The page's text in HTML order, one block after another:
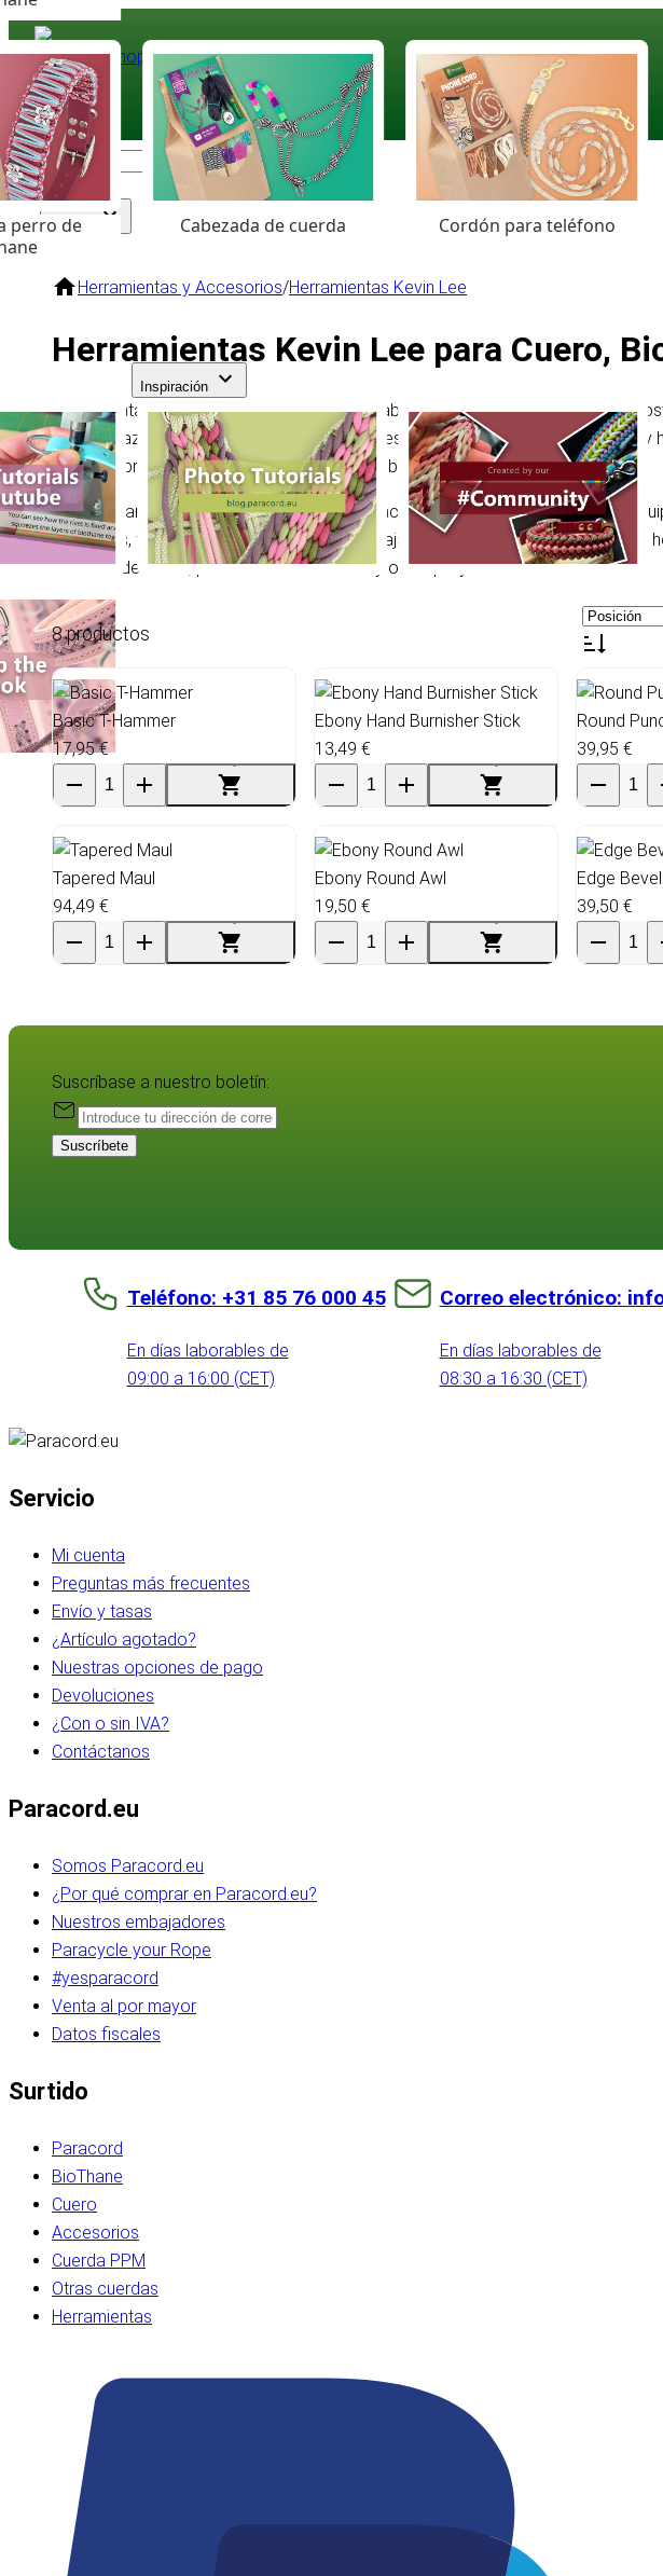
Paracord
Coloured Cord Paradise
Surtido
perro de
Cabezada de cuerda Cordón para teléfono
Inspiración
Wholesale ¡venta!
Herramientas y Accesorios/Herramientas Kevin Lee
Herramientas Kevin Lee para Cuero,
Herramientas de precisión Kevin Lee para trabajos de marcado, perforación,
incluye mazos, punzones, alesnas, biseladores de cantos, tableros de costura
control y precisión durante el proceso de trabajo.
Cada herramienta se vende por separado, facilitando la configuración de un
artesanos, fabricantes y creadores que trabajan con materiales flexibles,
artículos de cuero, productos decorativos y otros proyectos de fabricación.
8 productos
Basic T-Hammer
17,95 €
Ebony Hand Burnisher Stick
13,49 €
Round
39,95 €
Tapered Maul
94,49 €
Ebony Round Awl
19,50 €
Edge
39,50 €
Suscríbase a nuestro boletín:
Suscríbete
Teléfono: +31 85 76 000 45
En días laborables de
09:00 a 16:00 (CET)
Correo electrónico:
En días laborables de
08:30 a 16:30 (CET)
Servicio
Mi cuenta
Preguntas más frecuentes
Envío y tasas
¿Artículo agotado?
Nuestras opciones de pago
Devoluciones
¿Con o sin IVA?
Contáctanos
Paracord.eu
Somos Paracord.eu
¿Por qué comprar en Paracord.eu?
Nuestros embajadores
Paracycle your Rope
#yesparacord
Venta al por mayor
Datos fiscales
Surtido
Paracord
BioThane
Cuero
Accesorios
Cuerda PPM
Otras cuerdas
Herramientas